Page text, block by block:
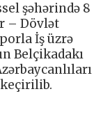
şəhərində 8
– Dövlət
İş üzrə
Belçikadakı